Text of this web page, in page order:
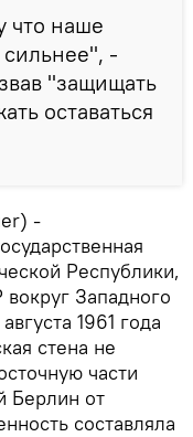
что наше
-
"защищать
оставаться
-
Республики,
Западного
1961 года
стена не
части
Берлин от
составляла